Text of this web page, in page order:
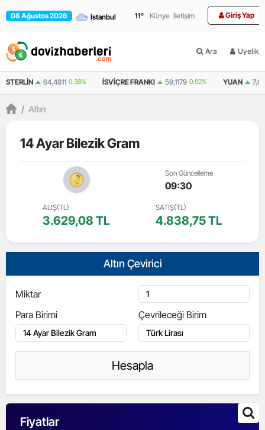
08 Ağustos 2026 11° Künye İletişim Giriş Yap
Ara Üyelik
0.38% İSVIÇRE FRANKI 59,1179 0.82% YUAN 7,0812 0.29%
/ Altın
14 Ayar Bilezik Gram
Son Güncelleme
09:30
ALIŞ(TL)
3.629,08 TL
SATIŞ(TL)
4.838,75 TL
Altın Çevirici
Miktar
Para Birimi
Çevrileceği Birim
Hesapla
Fiyatlar